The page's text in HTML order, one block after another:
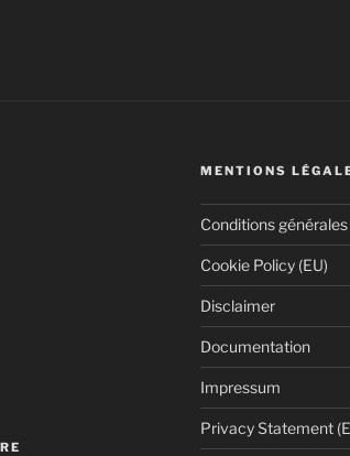
indépendant issu d’internet, très diffèrent de
qui sont inféodés à des partis politiques ou des
MENTIONS
Conditions
Cookie Policy (EU)
Disclaimer
Documentation
Impressum
Privacy Statement